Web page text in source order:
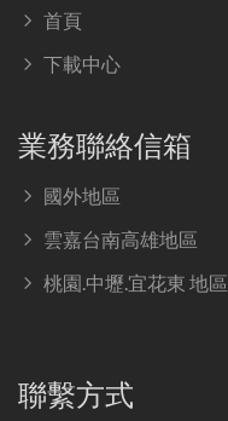
首頁
下載中心
業務聯絡信箱
國外地區
雲嘉台南高雄地區
桃園.中壢.宜花東 地區
聯繫方式